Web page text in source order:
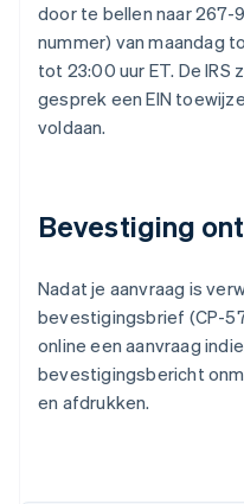
door te bellen naar 267-
nummer) van maandag
tot 23:00 uur ET. De IRS
gesprek een EIN
voldaan.
Bevestiging
Nadat je aanvraag is
bevestigingsbrief (CP-
online een aanvraag
bevestigingsbericht
en afdrukken.